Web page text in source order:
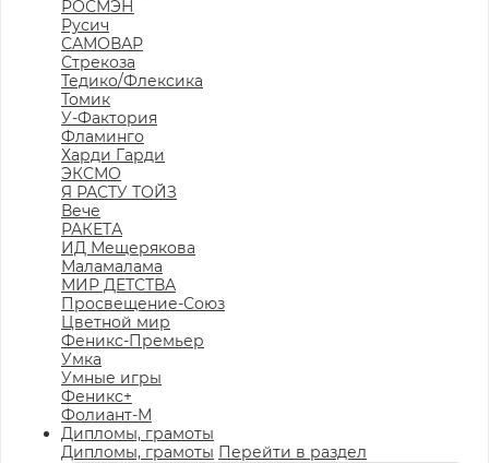
РОСМЭН
Русич
САМОВАР
Стрекоза
Тедико/Флексика
Томик
У-Фактория
Фламинго
Харди Гарди
ЭКСМО
Я РАСТУ ТОЙЗ
Вече
РАКЕТА
ИД Мещерякова
Маламалама
МИР ДЕТСТВА
Просвещение-Союз
Цветной мир
Феникс-Премьер
Умка
Умные игры
Феникс+
Фолиант-М
Дипломы, грамоты
Дипломы, грамоты Перейти в раздел